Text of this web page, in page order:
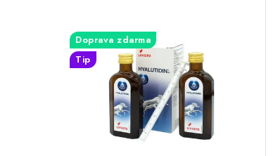
Doprava zdarma
Tip